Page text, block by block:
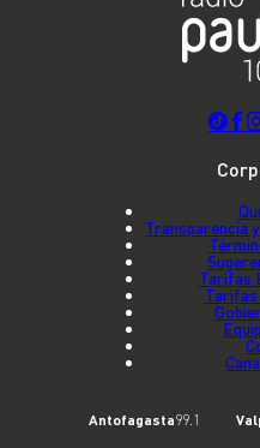
Transparencia
Tarifas
Antofagasta99.1